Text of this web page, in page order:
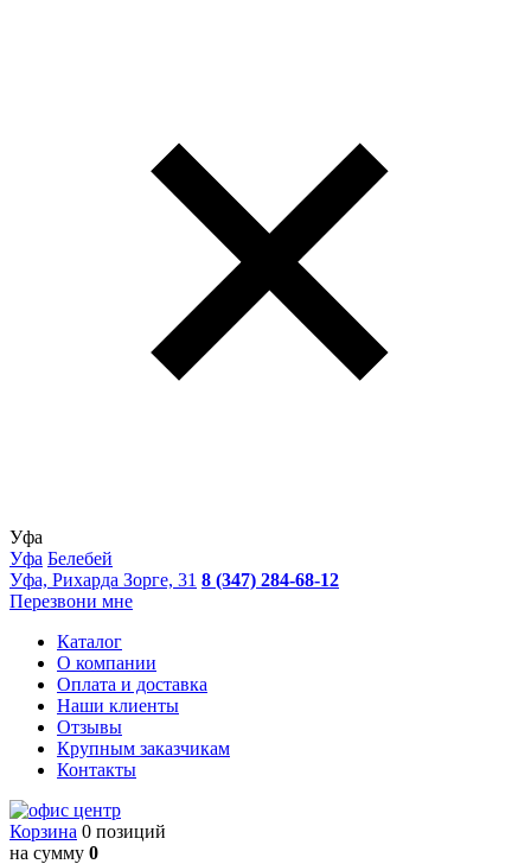
Уфа
Уфа Белебей
Уфа, Рихарда Зорге, 31 8 (347) 284-68-12
Перезвони мне
Каталог
О компании
Оплата и доставка
Наши клиенты
Отзывы
Крупным заказчикам
Контакты
Корзина 0 позиций
на сумму 0